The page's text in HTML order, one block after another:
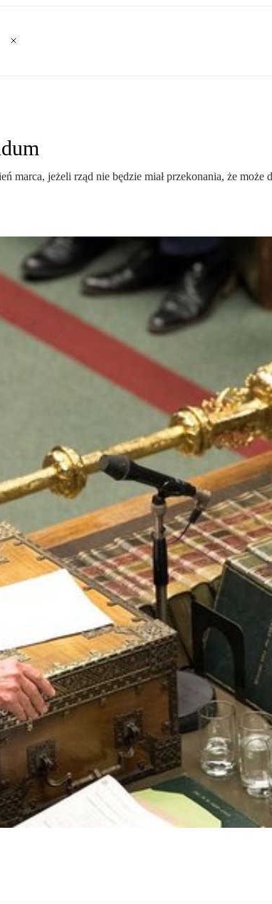
marca, jeżeli rząd nie będzie miał przekonania, że